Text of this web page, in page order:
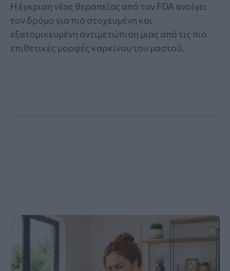
Η έγκριση νέας θεραπείας από τον FDA ανοίγει
τον δρόμο για πιο στοχευμένη και
εξατομικευμένη αντιμετώπιση μιας από τις πιο
επιθετικές μορφές καρκίνου του μαστού.